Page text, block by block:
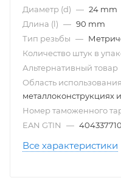
Диаметр (d) — 24 mm
Длина (l) — 90 mm
Тип резьбы —
Количество штук в
Альтернативный товар
Область использования
металлоконструкциях
Номер таможенного
EAN GTIN
—
Все характеристики